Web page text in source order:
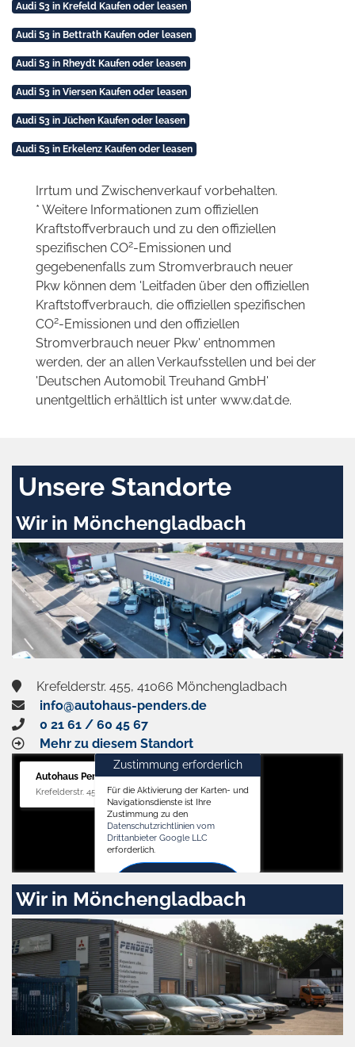
Audi S3 in Krefeld Kaufen oder leasen
Audi S3 in Bettrath Kaufen oder leasen
Audi S3 in Rheydt Kaufen oder leasen
Audi S3 in Viersen Kaufen oder leasen
Audi S3 in Jüchen Kaufen oder leasen
Audi S3 in Erkelenz Kaufen oder leasen
Irrtum und Zwischenverkauf vorbehalten.
* Weitere Informationen zum offiziellen
Kraftstoffverbrauch und zu den offiziellen
spezifischen CO2-Emissionen und
gegebenenfalls zum Stromverbrauch neuer
Pkw können dem 'Leitfaden über den offiziellen
Kraftstoffverbrauch, die offiziellen spezifischen
CO2-Emissionen und den offiziellen
Stromverbrauch neuer Pkw' entnommen
werden, der an allen Verkaufsstellen und bei der
'Deutschen Automobil Treuhand GmbH'
unentgeltlich erhältlich ist unter www.dat.de.
Unsere Standorte
Wir in Mönchengladbach
Krefelderstr. 455, 41066 Mönchengladbach
info@autohaus-penders.de
0 21 61 / 60 45 67
Mehr zu diesem Standort
Autohaus Penders (Verkauf)
Krefelderstr. 455, 41066 Mönchengladbach
Zustimmung erforderlich
Für die Aktivierung der Karten- und
Navigationsdienste ist Ihre
Zustimmung zu den
Datenschutzrichtlinien vom
Drittanbieter Google LLC
erforderlich.
Zustimmen
und
aktivieren
Wir in Mönchengladbach